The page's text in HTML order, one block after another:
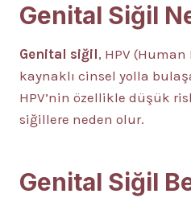
Genital Siğil
Genital siğil, HPV
kaynaklı cinsel yolla
HPV’nin özellikle düşük
siğillere neden olur.
Genital Siğil